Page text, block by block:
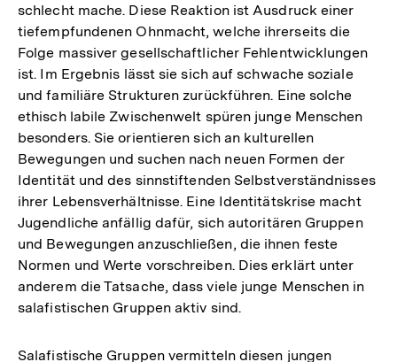
schlecht mache. Diese Reaktion ist Ausdruck einer
tiefempfundenen Ohnmacht, welche ihrerseits die
Folge massiver gesellschaftlicher Fehlentwicklungen
ist. Im Ergebnis lässt sie sich auf schwache soziale
und familiäre Strukturen zurückführen. Eine solche
ethisch labile Zwischenwelt spüren junge Menschen
besonders. Sie orientieren sich an kulturellen
Bewegungen und suchen nach neuen Formen der
Identität und des sinnstiftenden Selbstverständnisses
ihrer Lebensverhältnisse. Eine Identitätskrise macht
Jugendliche anfällig dafür, sich autoritären Gruppen
und Bewegungen anzuschließen, die ihnen feste
Normen und Werte vorschreiben. Dies erklärt unter
anderem die Tatsache, dass viele junge Menschen in
salafistischen Gruppen aktiv sind.
Salafistische Gruppen vermitteln diesen jungen